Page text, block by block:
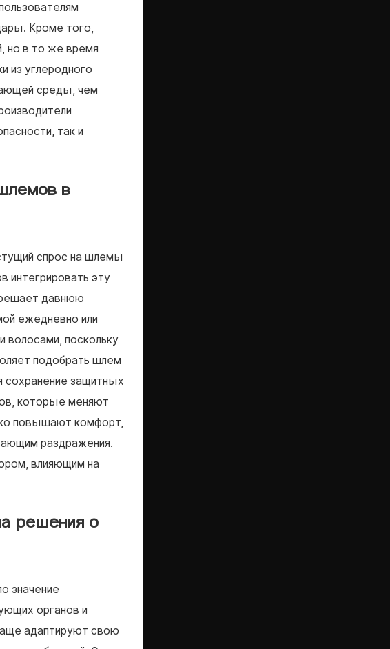
Кроме того,
но в то же время
из углеродного
среды, чем
так и
в
спрос на шлемы
интегрировать эту
решает давнюю
ежедневно или
волосами, поскольку
подобрать шлем
сохранение защитных
которые меняют
повышают комфорт,
раздражения.
влияющим на
решения о
значение
органов и
адаптируют свою